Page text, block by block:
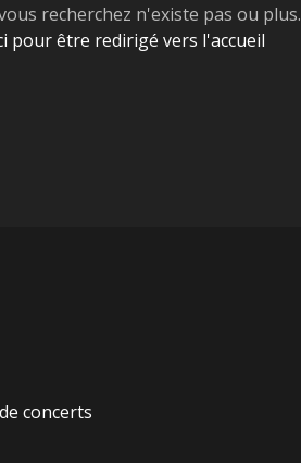
recherchez n'existe pas ou plus.
pour être redirigé vers l'accueil
concerts